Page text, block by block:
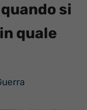
si
quale